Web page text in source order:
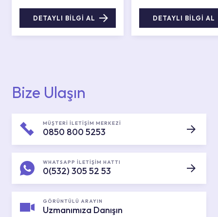
DETAYLI BİLGİ AL DETAYLI BİLGİ AL
Bize Ulaşın
MÜŞTERİ İLETİŞİM MERKEZİ
0850 800 5253
WHATSAPP İLETİŞİM HATTI
0(532) 305 52 53
GÖRÜNTÜLÜ ARAYIN
Uzmanımıza Danışın